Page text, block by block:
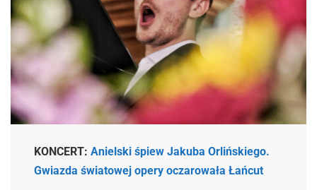
KONCERT:Anielski śpiew Jakuba Orlińskiego.
Gwiazda światowej opery oczarowała Łańcut